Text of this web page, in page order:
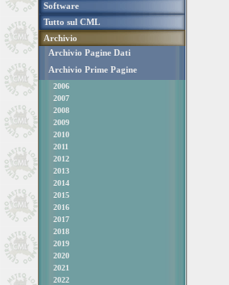
Software
Tutto sul CML
Archivio
Archivio Pagine Dati
Archivio Prime Pagine
2006
2007
2008
2009
2010
2011
2012
2013
2014
2015
2016
2017
2018
2019
2020
2021
2022